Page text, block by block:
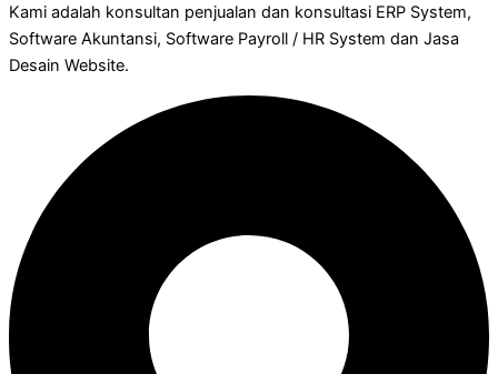
Kami adalah konsultan penjualan dan konsultasi ERP System,
Software Akuntansi, Software Payroll / HR System dan Jasa
Desain Website.